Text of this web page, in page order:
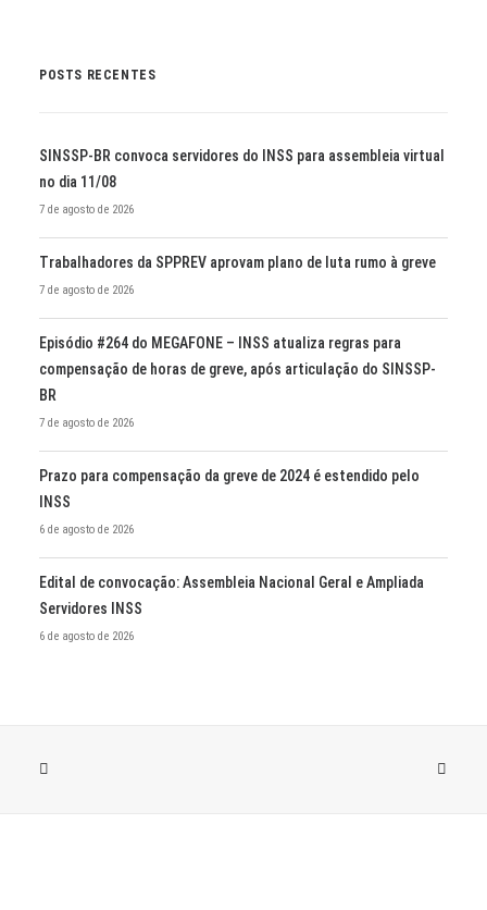
POSTS RECENTES
SINSSP-BR convoca servidores do INSS para assembleia virtual
no dia 11/08
7 de agosto de 2026
Trabalhadores da SPPREV aprovam plano de luta rumo à greve
7 de agosto de 2026
Episódio #264 do MEGAFONE – INSS atualiza regras para
compensação de horas de greve, após articulação do SINSSP-
BR
7 de agosto de 2026
Prazo para compensação da greve de 2024 é estendido pelo
INSS
6 de agosto de 2026
Edital de convocação: Assembleia Nacional Geral e Ampliada
Servidores INSS
6 de agosto de 2026